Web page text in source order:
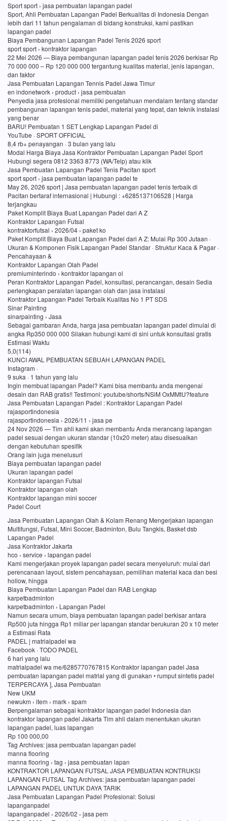
Sport sport › jasa pembuatan lapangan padel
Sport, Ahli Pembuatan Lapangan Padel Berkualitas di Indonesia Dengan
lebih dari 11 tahun pengalaman di bidang konstruksi, kami pastikan
lapangan padel
Biaya Pembangunan Lapangan Padel Tenis 2026 sport
sport sport › kontraktor lapangan
22 Mei 2026 — Biaya pembangunan lapangan padel tenis 2026 berkisar Rp
70 000 000 – Rp 120 000 000 tergantung kualitas material, jenis lapangan,
dan faktor
Jasa Pembuatan Lapangan Tennis Padel Jawa Timur
en indonetwork › product › jasa pembuatan
Penyedia jasa profesional memiliki pengetahuan mendalam tentang standar
pembangunan lapangan tenis padel, material yang tepat, dan teknik instalasi
yang benar
BARU! Pembuatan 1 SET Lengkap Lapangan Padel di
YouTube · SPORT OFFICIAL
8,4 rb+ penayangan · 3 bulan yang lalu
Modal Harga Biaya Jasa Kontraktor Pembuatan Lapangan Padel Sport
Hubungi segera 0812 3363 8773 (WA/Telp) atau klik
Jasa Pembuatan Lapangan Padel Tenis Pacitan sport
sport sport › jasa pembuatan lapangan padel te
May 26, 2026 sport | Jasa pembuatan lapangan padel tenis terbaik di
Pacitan bertaraf internasional | Hubungi : +6285137106528 | Harga
terjangkau
Paket Komplit Biaya Buat Lapangan Padel dari A Z
Kontraktor Lapangan Futsal
kontraktorfutsal › 2026/04 › paket ko
Paket Komplit Biaya Buat Lapangan Padel dari A Z: Mulai Rp 300 Jutaan ·
Ukuran & Komponen Fisik Lapangan Padel Standar · Struktur Kaca & Pagar ·
Pencahayaan &
Kontraktor Lapangan Olah Padel
premiuminterindo › kontraktor lapangan ol
Peran Kontraktor Lapangan Padel, konsultasi, perancangan, desain Sedia
perlengkapan peralatan lapangan olah dan jasa instalasi
Kontraktor Lapangan Padel Terbaik Kualitas No 1 PT SDS
Sinar Painting
sinarpainting › Jasa
Sebagai gambaran Anda, harga jasa pembuatan lapangan padel dimulai di
angka Rp350 000 000 Silakan hubungi kami di sini untuk konsultasi gratis
Estimasi Waktu
5,0(114)
KUNCI AWAL PEMBUATAN SEBUAH LAPANGAN PADEL
Instagram ·
9 suka · 1 tahun yang lalu
Ingin membuat lapangan Padel? Kami bisa membantu anda mengenai
desain dan RAB gratis!! Testimoni: youtube/shorts/NSiM OxMMtU?feature
Jasa Pembuatan Lapangan Padel : Kontraktor Lapangan Padel
rajasportindonesia
rajasportindonesia › 2026/11 › jasa pe
24 Nov 2026 — Tim ahli kami akan membantu Anda merancang lapangan
padel sesuai dengan ukuran standar (10x20 meter) atau disesuaikan
dengan kebutuhan spesifik
Orang lain juga menelusuri
Biaya pembuatan lapangan padel
Ukuran lapangan padel
Kontraktor lapangan Futsal
Kontraktor lapangan olah
Kontraktor lapangan mini soccer
Padel Court
Jasa Pembuatan Lapangan Olah & Kolam Renang Mengerjakan lapangan
Multifungsi, Futsal, Mini Soccer, Badminton, Bulu Tangkis, Basket dsb
Lapangan Padel
Jasa Kontraktor Jakarta
hco › service › lapangan padel
Kami mengerjakan proyek lapangan padel secara menyeluruh: mulai dari
perencanaan layout, sistem pencahayaan, pemilihan material kaca dan besi
hollow, hingga
Biaya Pembuatan Lapangan Padel dan RAB Lengkap
karpetbadminton
karpetbadminton › Lapangan Padel
Namun secara umum, biaya pembuatan lapangan padel berkisar antara
Rp500 juta hingga Rp1 miliar per lapangan standar berukuran 20 x 10 meter
a Estimasi Rata
PADEL | matrialpadel wa
Facebook · TODO PADEL
6 hari yang lalu
matrialpadel wa me/6285770767815 Kontraktor lapangan padel Jasa
pembuatan lapangan padel matrial yang di gunakan • rumput sintetis padel
TERPERCAYA ], Jasa Pembuatan
New UKM
newukm › item › mark › spam
Berpengalaman sebagai kontraktor lapangan padel Indonesia dan
kontraktor lapangan padel Jakarta Tim ahli dalam menentukan ukuran
lapangan padel, luas lapangan
Rp 100 000,00
Tag Archives: jasa pembuatan lapangan padel
manna flooring
manna flooring › tag › jasa pembuatan lapan
KONTRAKTOR LAPANGAN FUTSAL JASA PEMBUATAN KONTRUKSI
LAPANGAN FUTSAL Tag Archives: jasa pembuatan lapangan padel
LAPANGAN PADEL UNTUK DAYA TARIK
Jasa Pembuatan Lapangan Padel Profesional: Solusi
lapanganpadel
lapanganpadel › 2026/02 › jasa pem